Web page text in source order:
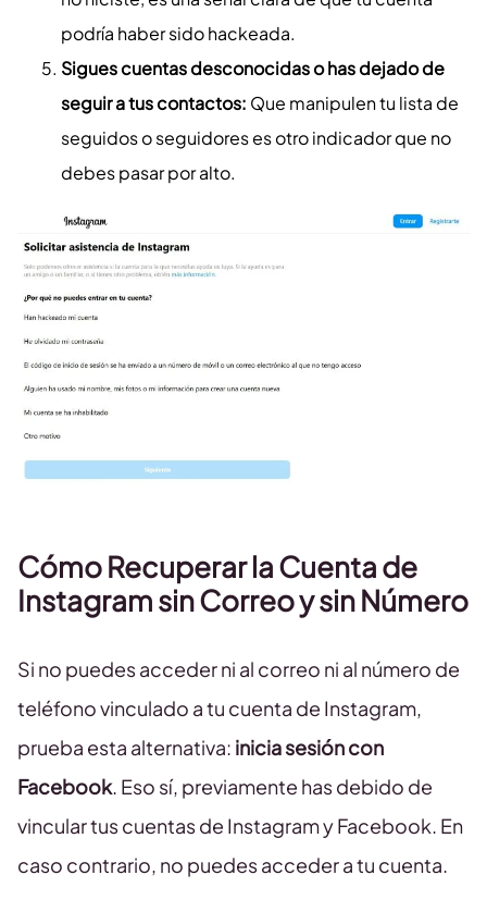
podría haber sido hackeada.
Sigues cuentas desconocidas o has dejado de
seguir a tus contactos: Que manipulen tu lista de
seguidos o seguidores es otro indicador que no
debes pasar por alto.
Cómo Recuperar la Cuenta de
Instagram sin Correo y sin Número
Si no puedes acceder ni al correo ni al número de
teléfono vinculado a tu cuenta de Instagram,
prueba esta alternativa: inicia sesión con
Facebook. Eso sí, previamente has debido de
vincular tus cuentas de Instagram y Facebook. En
caso contrario, no puedes acceder a tu cuenta.